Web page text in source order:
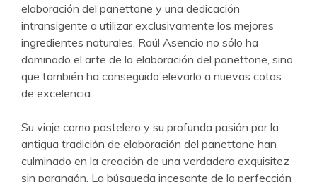
elaboración del panettone y una dedicación
intransigente a utilizar exclusivamente los mejores
ingredientes naturales, Raúl Asencio no sólo ha
dominado el arte de la elaboración del panettone, sino
que también ha conseguido elevarlo a nuevas cotas
de excelencia.
Su viaje como pastelero y su profunda pasión por la
antigua tradición de elaboración del panettone han
culminado en la creación de una verdadera exquisitez
sin parangón. La búsqueda incesante de la perfección